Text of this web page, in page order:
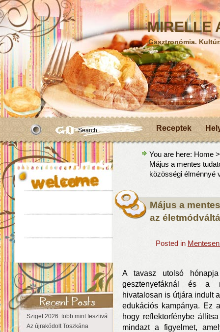
MIRELLE
Gasztronómia.
Receptek
Sziget 2026: több mint fesztivál, egy városnyi élmény
Az újrakódolt Toszkána
You are here: Home
Május a mentes
közösségi élménnyé
Május a
az
Posted in
A tavasz utolsó
gesztenyefáknál és a
hivatalosan is útjára indult
edukációs kampánya. Ez
hogy reflektorfénybe
mindazt a figyelmet,